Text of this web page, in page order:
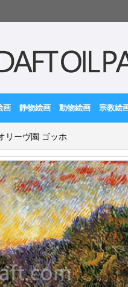
画 静物絵画 動物絵画 宗教絵
リーヴ園 ゴッホ